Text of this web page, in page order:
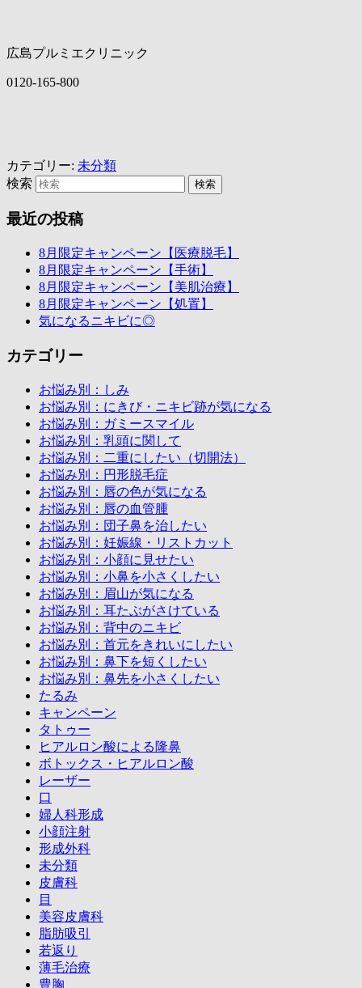
広島プルミエクリニック
0120-165-800
カテゴリー: 未分類
検索
最近の投稿
8月限定キャンペーン【医療脱毛】
8月限定キャンペーン【手術】
8月限定キャンペーン【美肌治療】
8月限定キャンペーン【処置】
気になるニキビに◎
カテゴリー
お悩み別：しみ
お悩み別：にきび・ニキビ跡が気になる
お悩み別：ガミースマイル
お悩み別：乳頭に関して
お悩み別：二重にしたい（切開法）
お悩み別：円形脱毛症
お悩み別：唇の色が気になる
お悩み別：唇の血管腫
お悩み別：団子鼻を治したい
お悩み別：妊娠線・リストカット
お悩み別：小顔に見せたい
お悩み別：小鼻を小さくしたい
お悩み別：眉山が気になる
お悩み別：耳たぶがさけている
お悩み別：背中のニキビ
お悩み別：首元をきれいにしたい
お悩み別：鼻下を短くしたい
お悩み別：鼻先を小さくしたい
たるみ
キャンペーン
タトゥー
ヒアルロン酸による隆鼻
ボトックス・ヒアルロン酸
レーザー
口
婦人科形成
小顔注射
形成外科
未分類
皮膚科
目
美容皮膚科
脂肪吸引
若返り
薄毛治療
豊胸